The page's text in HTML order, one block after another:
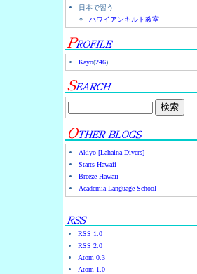
日本で習う
ハワイアンキルト教室
Kayo(246)
Akiyo [Lahaina Divers]
Starts Hawaii
Breeze Hawaii
Academia Language School
RSS 1.0
RSS 2.0
Atom 0.3
Atom 1.0